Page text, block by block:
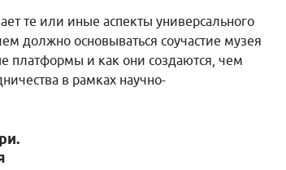
те или иные аспекты универсального
должно основываться соучастие музея
платформы и как они создаются, чем
в рамках научно-